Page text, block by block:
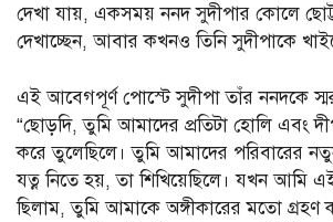
দেখা যায়, একসময় ননদ সুদীপার কোলে
দেখাচ্ছেন, আবার কখনও তিনি সুদীপাকে
এই আবেগপূর্ণ পোস্টে সুদীপা তাঁর ননদকে
“ছোড়দি, তুমি আমাদের প্রতিটা হোলি এবং
করে তুলেছিলে। তুমি আমাদের পরিবারের
যত্ন নিতে হয়, তা শিখিয়েছিলে। যখন আমি
ছিলাম, তুমি আমাকে অঙ্গীকারের মতো গ্রহণ